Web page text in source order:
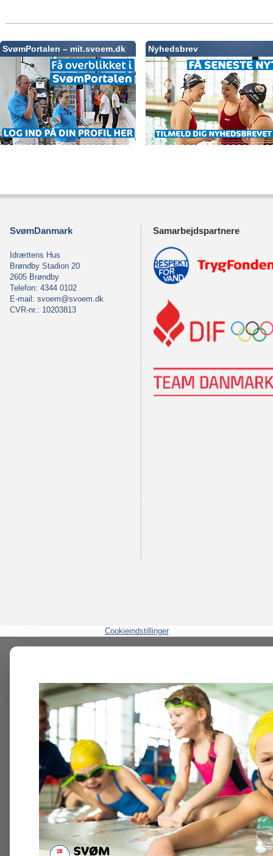
SvømPortalen – mit.svoem.dk Nyhedsbrev
SvømDanmark
Idrættens Hus
Brøndby Stadion 20
2605 Brøndby
Telefon: 4344 0102
E-mail: svoem@svoem.dk
CVR-nr.: 10203813
Samarbejdspartnere
Cookieindstillinger